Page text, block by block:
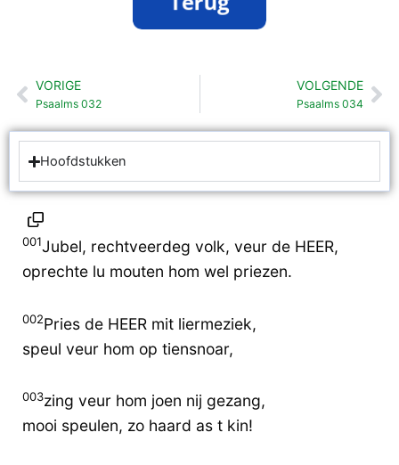
Vorige
VORIGE
Psaalms 032
VOLGENDE
Psaalms 034
Hoofdstukken
001Jubel, rechtveerdeg volk, veur de HEER,
oprechte lu mouten hom wel priezen.
002Pries de HEER mit liermeziek,
speul veur hom op tiensnoar,
003zing veur hom joen nij gezang,
mooi speulen, zo haard as t kin!